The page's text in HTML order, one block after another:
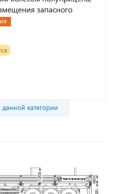
запасного
категории